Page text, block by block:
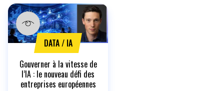
DATA / IA
Gouverner à la vitesse de
l’IA : le nouveau défi des
entreprises européennes